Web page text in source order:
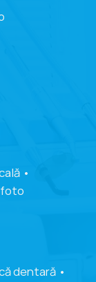
•
dentară •